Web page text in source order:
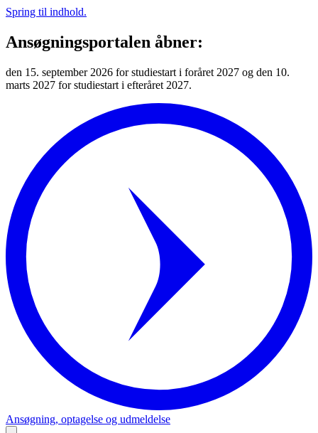
Spring til indhold.
Ansøgningsportalen åbner:
den 15. september 2026 for studiestart i foråret 2027 og den 10.
marts 2027 for studiestart i efteråret 2027.
Ansøgning, optagelse og udmeldelse